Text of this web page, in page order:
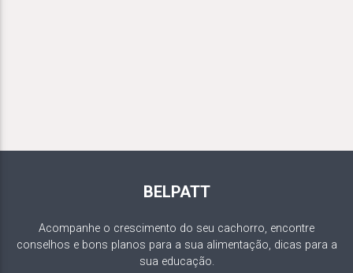
BELPATT
Acompanhe o crescimento do seu cachorro, encontre
conselhos e bons planos para a sua alimentação, dicas para a
sua educação.